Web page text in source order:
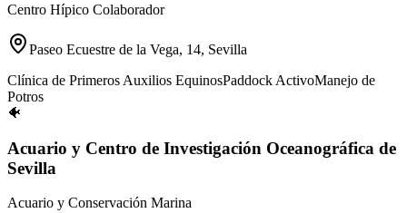
Centro Hípico Colaborador
Paseo Ecuestre de la Vega, 14, Sevilla
Clínica de Primeros Auxilios EquinosPaddock ActivoManejo de
Potros
🐠
Acuario y Centro de Investigación Oceanográfica de
Sevilla
Acuario y Conservación Marina